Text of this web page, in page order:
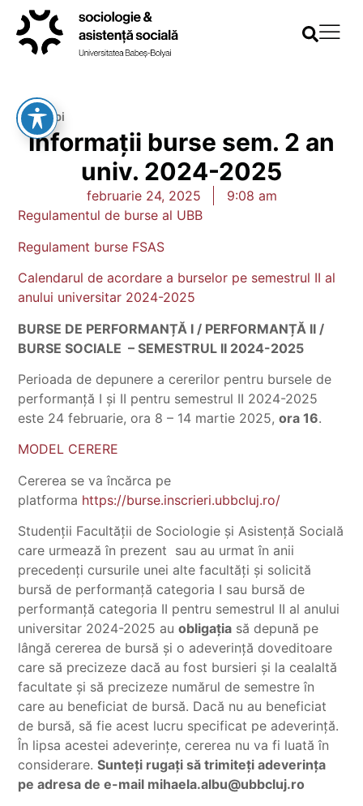
Înapoi
Informații burse sem. 2 an
univ. 2024-2025
februarie 24, 2025
9:08 am
Regulamentul de burse al UBB
Regulament burse FSAS
Calendarul de acordare a burselor pe semestrul II al
anului universitar 2024-2025
BURSE DE PERFORMANȚĂ I / PERFORMANȚĂ II /
BURSE SOCIALE – SEMESTRUL II 2024-2025
Perioada de depunere a cererilor pentru bursele de
performanță I și II pentru semestrul II 2024-2025
este 24 februarie, ora 8 – 14 martie 2025,ora 16.
MODEL CERERE
Cererea se va încărca pe
platforma https://burse.inscrieri.ubbcluj.ro/
Studenții Facultății de Sociologie și Asistență Socială
care urmează în prezent sau au urmat în anii
precedenți cursurile unei alte facultăți și solicită
bursă de performanță categoria I sau bursă de
performanță categoria II pentru semestrul II al anului
universitar 2024-2025 auobligația să depună pe
lângă cererea de bursă și o adeverință doveditoare
care să precizeze dacă au fost bursieri și la cealaltă
facultate și să precizeze numărul de semestre în
care au beneficiat de bursă. Dacă nu au beneficiat
de bursă, să fie acest lucru specificat pe adeverință.
În lipsa acestei adeverințe, cererea nu va fi luată în
considerare.Sunteți rugați să trimiteți adeverința
pe adresa de e-mail mihaela.albu@ubbcluj.ro